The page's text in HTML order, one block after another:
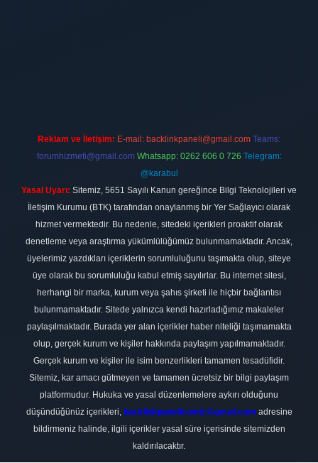
Reklam ve İletişim: E-mail: backlinkpaneli@gmail.com Teams:
forumhizmeti@gmail.com Whatsapp: 0262 606 0 726 Telegram:
@karabul
Yasal Uyarı: Sitemiz, 5651 Sayılı Kanun gereğince Bilgi Teknolojileri ve
İletişim Kurumu (BTK) tarafından onaylanmış bir Yer Sağlayıcı olarak
hizmet vermektedir. Bu nedenle, sitedeki içerikleri proaktif olarak
denetleme veya araştırma yükümlülüğümüz bulunmamaktadır. Ancak,
üyelerimiz yazdıkları içeriklerin sorumluluğunu taşımakta olup, siteye
üye olarak bu sorumluluğu kabul etmiş sayılırlar. Bu internet sitesi,
herhangi bir marka, kurum veya şahıs şirketi ile hiçbir bağlantısı
bulunmamaktadır. Sitede yalnızca kendi hazırladığımız makaleler
paylaşılmaktadır. Burada yer alan içerikler haber niteliği taşımamakta
olup, gerçek kurum ve kişiler hakkında paylaşım yapılmamaktadır.
Gerçek kurum ve kişiler ile isim benzerlikleri tamamen tesadüfidir.
Sitemiz, kar amacı gütmeyen ve tamamen ücretsiz bir bilgi paylaşım
platformudur. Hukuka ve yasal düzenlemelere aykırı olduğunu
düşündüğünüz içerikleri, backlinkpanelicomtr@gmail.com adresine
bildirmeniz halinde, ilgili içerikler yasal süre içerisinde sitemizden
kaldırılacaktır.